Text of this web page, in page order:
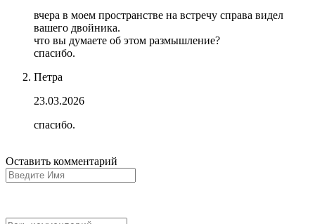
вчера в моем пространстве на встречу справа видел
вашего двойника.
что вы думаете об этом размышление?
спасибо.
Петра
23.03.2026
спасибо.
Оставить комментарий